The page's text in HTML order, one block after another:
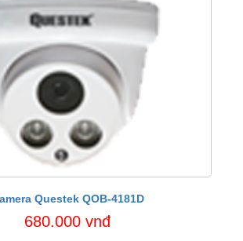
Questek QOB-4181D
680.000 vnđ